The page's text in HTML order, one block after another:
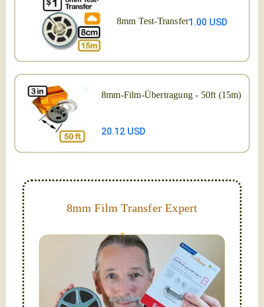
8mm Test-Transfer1.00 USD
8mm-Film-Übertragung - 50ft (15m)
20.12 USD
8mm Film Transfer Expert
Simplify - get your films in a "grab and go" format!
We transfer 8mm or Super 8 films onto a handy USB
stick (or hard drive.)
Hello, I'm Nathaniel. My wife Laura and I are